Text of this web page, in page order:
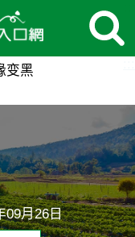
- 農業
变黑
09月26日